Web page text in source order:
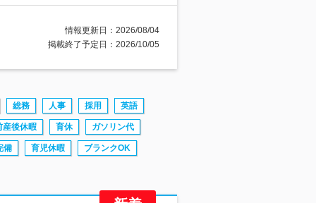
情報更新日：2026/08/04
掲載終了予定日：2026/10/05
総務 人事 採用 英語
産後休暇 育休 ガソリン代
備 育児休暇 ブランクOK